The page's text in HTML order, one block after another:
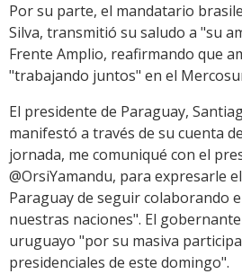
Por su parte, el mandatario
Silva, transmitió su saludo a "su
Frente Amplio, reafirmando que
"trabajando juntos" en el
El presidente de Paraguay,
manifestó a través de su cuenta
jornada, me comuniqué con el
@OrsiYamandu, para expresarle
Paraguay de seguir colaborando
nuestras naciones". El
uruguayo "por su masiva
presidenciales de este domingo".